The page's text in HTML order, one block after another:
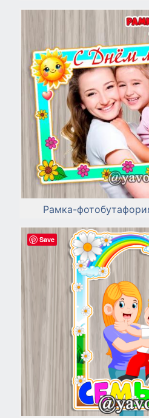
Рамка-
Save